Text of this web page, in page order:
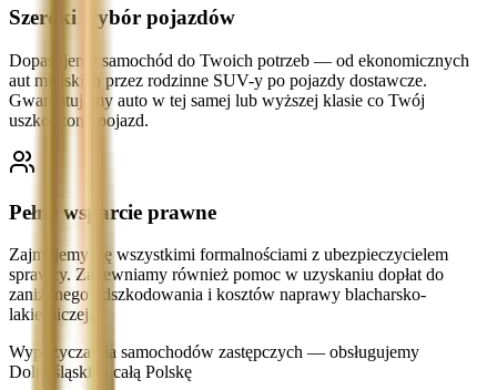
Szeroki wybór pojazdów
Dopasujemy samochód do Twoich potrzeb — od ekonomicznych
aut miejskich przez rodzinne SUV-y po pojazdy dostawcze.
Gwarantujemy auto w tej samej lub wyższej klasie co Twój
uszkodzony pojazd.
Pełne wsparcie prawne
Zajmujemy się wszystkimi formalnościami z ubezpieczycielem
sprawcy. Zapewniamy również pomoc w uzyskaniu dopłat do
zaniżonego odszkodowania i kosztów naprawy blacharsko-
lakierniczej.
Wypożyczalnia samochodów zastępczych — obsługujemy
Dolnośląskie i całą Polskę